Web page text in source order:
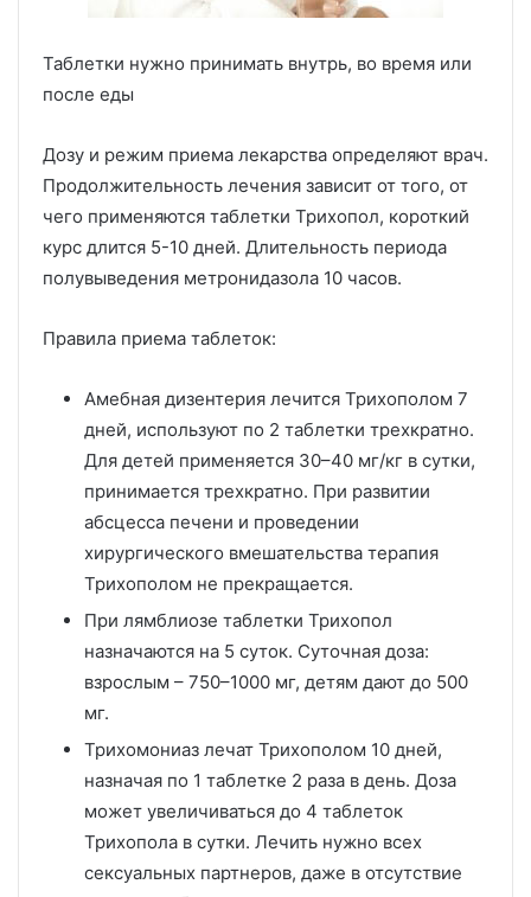
Таблетки нужно принимать внутрь, во время или
после еды
Дозу и режим приема лекарства определяют врач.
Продолжительность лечения зависит от того, от
чего применяются таблетки Трихопол, короткий
курс длится 5-10 дней. Длительность периода
полувыведения метронидазола 10 часов.
Правила приема таблеток:
Амебная дизентерия лечится Трихополом 7
дней, используют по 2 таблетки трехкратно.
Для детей применяется 30–40 мг/кг в сутки,
принимается трехкратно. При развитии
абсцесса печени и проведении
хирургического вмешательства терапия
Трихополом не прекращается.
При лямблиозе таблетки Трихопол
назначаются на 5 суток. Суточная доза:
взрослым – 750–1000 мг, детям дают до 500
мг.
Трихомониаз лечат Трихополом 10 дней,
назначая по 1 таблетке 2 раза в день. Доза
может увеличиваться до 4 таблеток
Трихопола в сутки. Лечить нужно всех
сексуальных партнеров, даже в отсутствие